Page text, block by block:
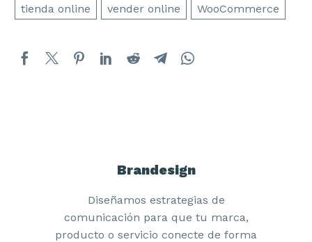
tienda online vender online WooCommerce
Brandesign
Diseñamos estrategias de
comunicación para que tu marca,
producto o servicio conecte de forma